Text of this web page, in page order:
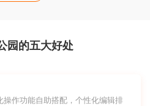
园的五大好处
操作功能自助搭配，个性化编辑排